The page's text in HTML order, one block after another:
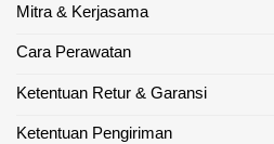
Mitra & Kerjasama
Cara Perawatan
Ketentuan Retur & Garansi
Ketentuan Pengiriman